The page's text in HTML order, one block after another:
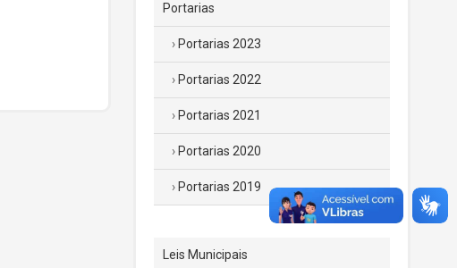
Portarias
Portarias 2023
Portarias 2022
Portarias 2021
Portarias 2020
Portarias 2019
Leis Municipais